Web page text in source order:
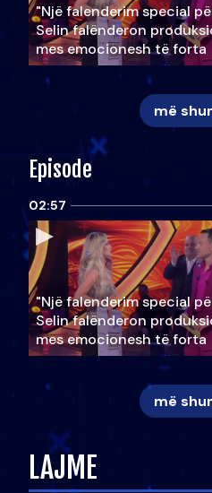
"Një falenderim special
Selin falënderon
mes emocionesh të forta
më
Episode
02:57
"Një falenderim special
Selin falënderon
mes emocionesh të forta
më
LAJME